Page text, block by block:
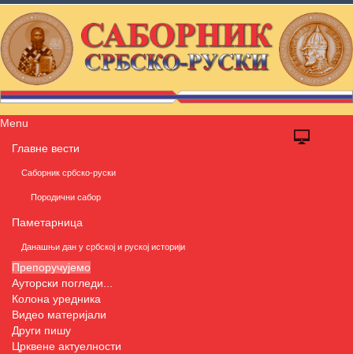
Menu
Главне вести
Саборник србско-руски
Породични сабор
Паметарница
Данашњи дан у србској и руској историји
Препоручујемо
Ауторски погледи...
Колона уредника
Видео материјали
Други пишу
Црквене актуелности